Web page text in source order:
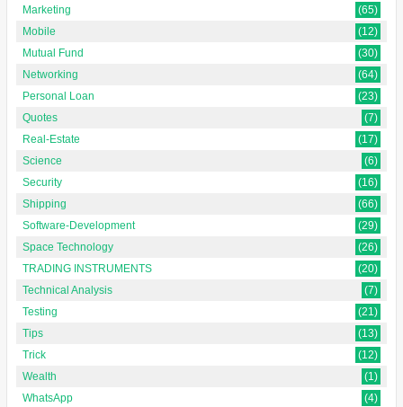
Marketing
(65)
Mobile
(12)
Mutual Fund
(30)
Networking
(64)
Personal Loan
(23)
Quotes
(7)
Real-Estate
(17)
Science
(6)
Security
(16)
Shipping
(66)
Software-Development
(29)
Space Technology
(26)
TRADING INSTRUMENTS
(20)
Technical Analysis
(7)
Testing
(21)
Tips
(13)
Trick
(12)
Wealth
(1)
WhatsApp
(4)